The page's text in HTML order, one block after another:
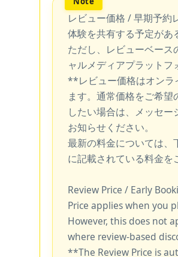
レビュー価格 / 早期予約
体験を共有する予定があ
ただし、レビューベー
ャルメディアプラット
**レビュー価格はオンラ
ます。通常価格をご希
したい場合は、メッセ
お知らせください。
最新の料金については、
に記載されている料金を
Review Price / Early
Price applies when you
However, this does not
where review-based
**The Review Price is